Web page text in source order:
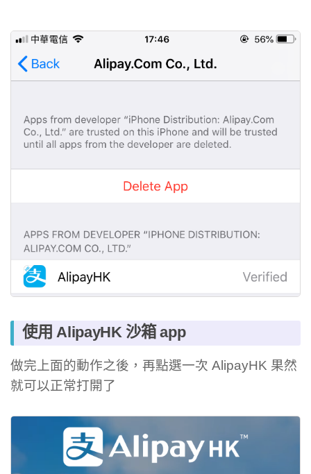
使用 AlipayHK 沙箱 app
做完上面的動作之後，再點選一次 AlipayHK 果然
就可以正常打開了